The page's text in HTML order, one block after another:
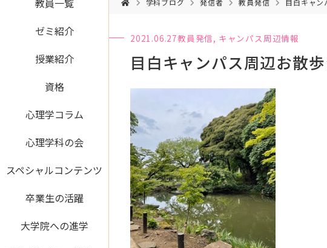
教員一覧
ゼミ紹介
授業紹介
資格
心理学コラム
心理学科の会
スペシャルコンテンツ
卒業生の活躍
大学院への進学
2021.06.27教員発信, キャンパス周辺情報
目白キャンパス周辺お散